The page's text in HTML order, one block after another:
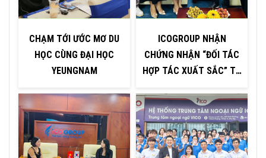
CHẠM TỚI ƯỚC MƠ DU
HỌC CÙNG ĐẠI HỌC
YEUNGNAM
ICOGROUP NHẬN
CHỨNG NHẬN “ĐỐI TÁC
HỢP TÁC XUẤT SẮC” TỪ
QUỐC